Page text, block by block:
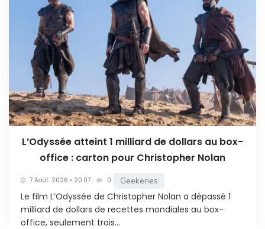
L’Odyssée atteint 1 milliard de dollars au box-
office : carton pour Christopher Nolan
7 Août. 2026 • 20:07 0 Geekeries
Le film L’Odyssée de Christopher Nolan a dépassé 1
milliard de dollars de recettes mondiales au box-
office, seulement trois...